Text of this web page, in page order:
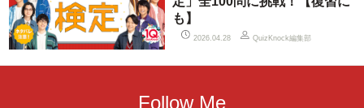
も】
2026.04.28 QuizKnock編集部
Follow Me